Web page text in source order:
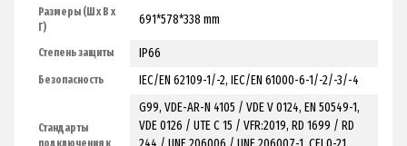
Размеры (Ш x В x
Г)
691*578*338 mm
Степень защиты IP66
Безопасность IEC/EN 62109-1/-2, IEC/EN 61000-6-1/-2/-3/-4
Стандарты
подключения к
G99, VDE-AR-N 4105 / VDE V 0124, EN 50549-1,
VDE 0126 / UTE C 15 / VFR:2019, RD 1699 / RD